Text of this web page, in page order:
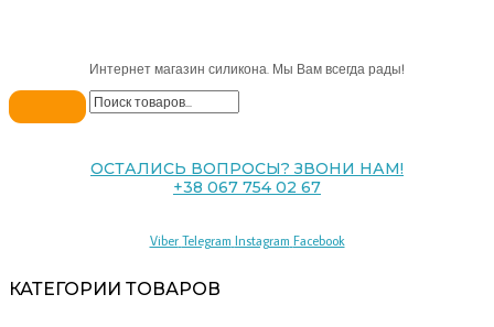
Интернет магазин силикона. Мы Вам всегда рады!
ОСТАЛИСЬ ВОПРОСЫ? ЗВОНИ НАМ!
+38 067 754 02 67
Viber Telegram Instagram Facebook
КАТЕГОРИИ ТОВАРОВ